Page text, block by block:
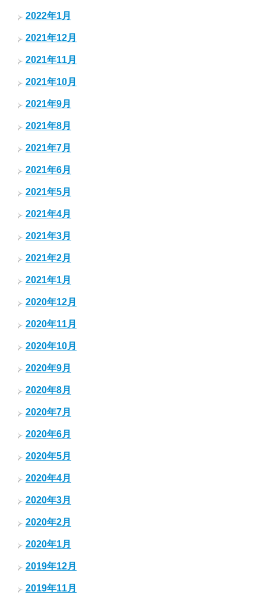
2022年1月
2021年12月
2021年11月
2021年10月
2021年9月
2021年8月
2021年7月
2021年6月
2021年5月
2021年4月
2021年3月
2021年2月
2021年1月
2020年12月
2020年11月
2020年10月
2020年9月
2020年8月
2020年7月
2020年6月
2020年5月
2020年4月
2020年3月
2020年2月
2020年1月
2019年12月
2019年11月